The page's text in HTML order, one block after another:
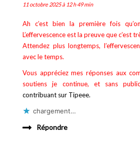
11 octobre 2025 à 12 h 49 min
Ah c’est bien la première fois
L’effervescence est la preuve que c’est
Attendez plus longtemps,
avec le temps.
Vous appréciez mes réponses aux
soutiens je continue, et sans
contribuant sur Tipeee.
chargement…
Répondre